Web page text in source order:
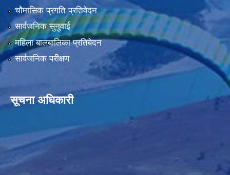
चौमासिक प्रगति प्रतिवेदन
सार्वजनिक सुनुवाई
महिला बालबालिका प्रतिबेदन
सार्वजनिक परीक्षण
सूचना अधिकारी